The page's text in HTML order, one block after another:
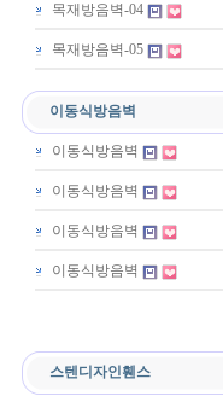
목재방음벽-04
목재방음벽-05
이동식방음벽
이동식방음벽
이동식방음벽
이동식방음벽
이동식방음벽
스텐디자인휀스